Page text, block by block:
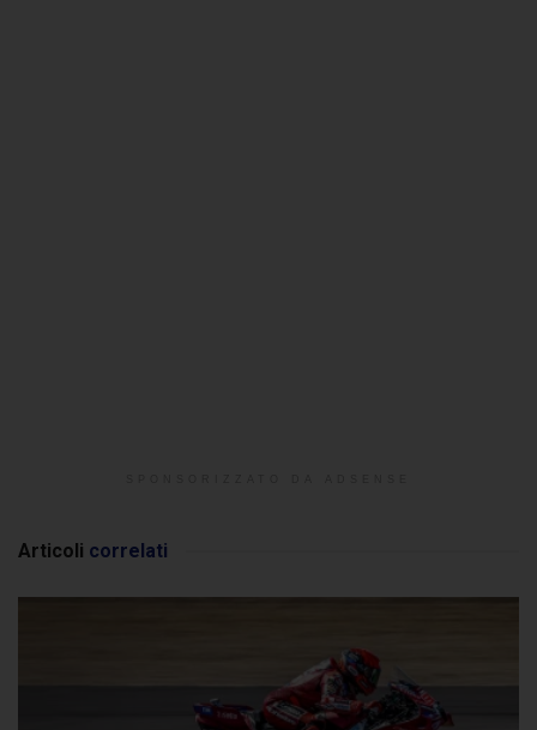
Articoli correlati